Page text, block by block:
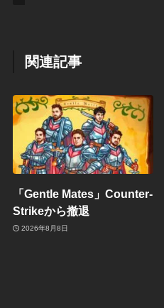
関連記事
「Gentle Mates」Counter-
Strikeから撤退
2026年8月8日